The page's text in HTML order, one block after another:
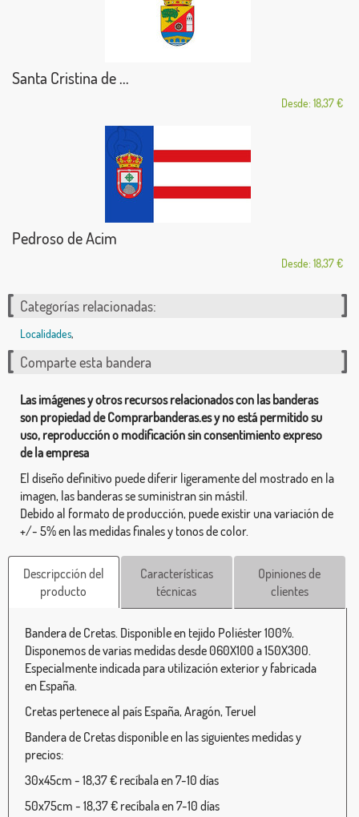
Santa Cristina de ...
Desde: 18,37 €
Pedroso de Acim
Desde: 18,37 €
Categorías relacionadas:
Localidades,
Comparte esta bandera
Las imágenes y otros recursos relacionados con las banderas
son propiedad de Comprarbanderas.es y no está permitido su
uso, reproducción o modificación sin consentimiento expreso
de la empresa
El diseño definitivo puede diferir ligeramente del mostrado en la
imagen, las banderas se suministran sin mástil.
Debido al formato de producción, puede existir una variación de
+/- 5% en las medidas finales y tonos de color.
Descripcción del
producto
Características
técnicas
Opiniones de
clientes
Bandera de Cretas. Disponible en tejido Poliéster 100%.
Disponemos de varias medidas desde 060X100 a 150X300.
Especialmente indicada para utilización exterior y fabricada
en España.
Cretas pertenece al país España, Aragón, Teruel
Bandera de Cretas disponible en las siguientes medidas y
precios:
30x45cm - 18,37 € recíbala en 7-10 días
50x75cm - 18,37 € recíbala en 7-10 días